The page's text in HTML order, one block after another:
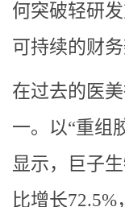
何突破轻研
可持续的财务
在过去的医
一。以“重组
显示，巨子
比增长